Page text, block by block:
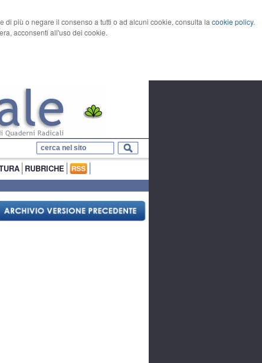
più o negare il consenso a tutti o ad alcuni cookie, consulta la cookie policy.
acconsenti all'uso dei cookie.
RUBRICHE